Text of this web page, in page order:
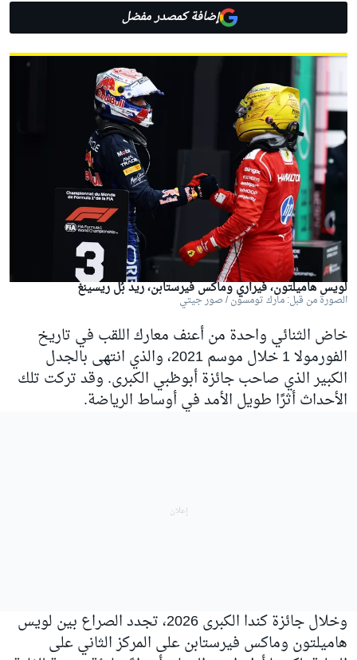
إضافة كمصدر مفضل
لويس هاميلتون، فيراري وماكس فيرستابن، ريد بُل ريسينغ
الصورة من قبل: مارك تومسون / صور جيتي
خاض الثنائي واحدة من أعنف معارك اللقب في تاريخ
الفورمولا 1 خلال موسم 2021، والذي انتهى بالجدل
الكبير الذي صاحب جائزة أبوظبي الكبرى. وقد تركت تلك
الأحداث أثرًا طويل الأمد في أوساط الرياضة.
وخلال جائزة كندا الكبرى 2026، تجدد الصراع بين لويس
هاميلتون وماكس فيرستابن على المركز الثاني على